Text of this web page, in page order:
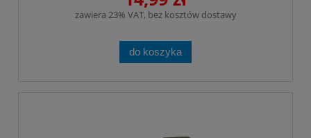
zawiera 23% VAT, bez kosztów dostawy
do koszyka